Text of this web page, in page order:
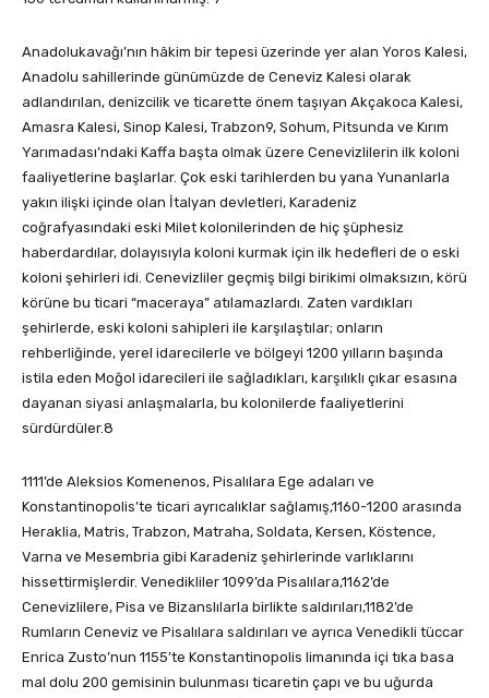
Anadolukavağı’nın hâkim bir tepesi üzerinde yer alan Yoros Kalesi,
Anadolu sahillerinde günümüzde de Ceneviz Kalesi olarak
adlandırılan, denizcilik ve ticarette önem taşıyan Akçakoca Kalesi,
Amasra Kalesi, Sinop Kalesi, Trabzon9, Sohum, Pitsunda ve Kırım
Yarımadası’ndaki Kaffa başta olmak üzere Cenevizlilerin ilk koloni
faaliyetlerine başlarlar. Çok eski tarihlerden bu yana Yunanlarla
yakın ilişki içinde olan İtalyan devletleri, Karadeniz
coğrafyasındaki eski Milet kolonilerinden de hiç şüphesiz
haberdardılar, dolayısıyla koloni kurmak için ilk hedefleri de o eski
koloni şehirleri idi. Cenevizliler geçmiş bilgi birikimi olmaksızın, körü
körüne bu ticari “maceraya” atılamazlardı. Zaten vardıkları
şehirlerde, eski koloni sahipleri ile karşılaştılar; onların
rehberliğinde, yerel idarecilerle ve bölgeyi 1200 yılların başında
istila eden Moğol idarecileri ile sağladıkları, karşılıklı çıkar esasına
dayanan siyasi anlaşmalarla, bu kolonilerde faaliyetlerini
sürdürdüler.8
1111’de Aleksios Komenenos, Pisalılara Ege adaları ve
Konstantinopolis’te ticari ayrıcalıklar sağlamış,1160-1200 arasında
Heraklia, Matris, Trabzon, Matraha, Soldata, Kersen, Köstence,
Varna ve Mesembria gibi Karadeniz şehirlerinde varlıklarını
hissettirmişlerdir. Venedikliler 1099’da Pisalılara,1162’de
Cenevizlilere, Pisa ve Bizanslılarla birlikte saldırıları,1182’de
Rumların Ceneviz ve Pisalılara saldırıları ve ayrıca Venedikli tüccar
Enrica Zusto’nun 1155’te Konstantinopolis limanında içi tıka basa
mal dolu 200 gemisinin bulunması ticaretin çapı ve bu uğurda